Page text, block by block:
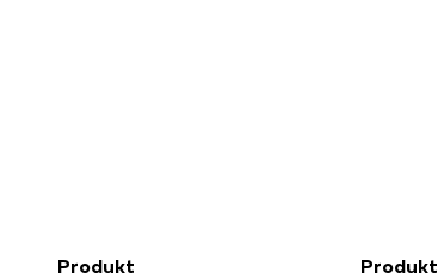
Produkt
Produkt